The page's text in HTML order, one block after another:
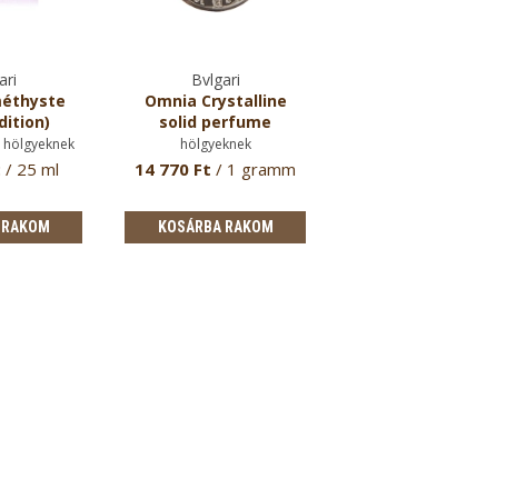
/ 25 ml
Bvlgari
Omnia Crystalline
solid perfume
hölgyeknek
14 770 Ft / 1 gramm
KOSÁRBA RAKOM